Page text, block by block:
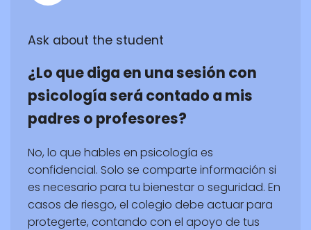
Ask about the student
¿Lo que diga en una sesión con
psicología será contado a mis
padres o profesores?
No, lo que hables en psicología es
confidencial. Solo se comparte información si
es necesario para tu bienestar o seguridad. En
casos de riesgo, el colegio debe actuar para
protegerte, contando con el apoyo de tus